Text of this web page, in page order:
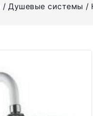
Душевые системы